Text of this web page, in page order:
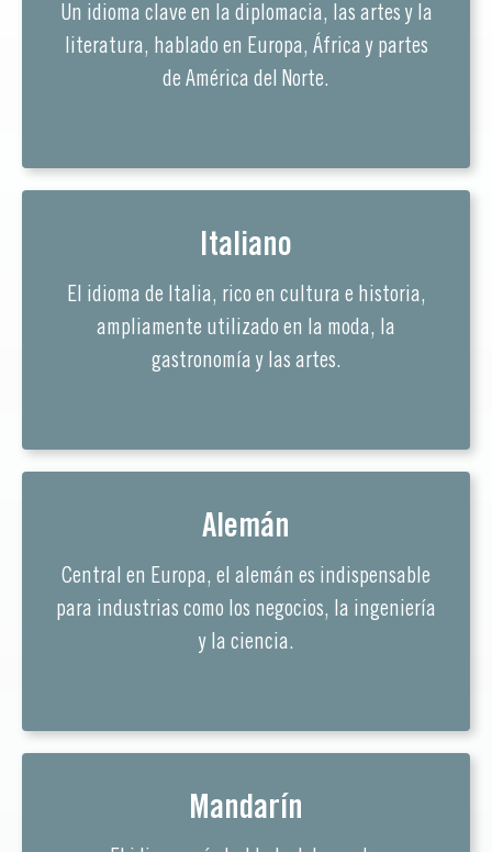
Un idioma clave en la diplomacia, las artes y la
literatura, hablado en Europa, África y partes
de América del Norte.
Italiano
El idioma de Italia, rico en cultura e historia,
ampliamente utilizado en la moda, la
gastronomía y las artes.
Alemán
Central en Europa, el alemán es indispensable
para industrias como los negocios, la ingeniería
y la ciencia.
Mandarín